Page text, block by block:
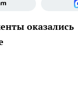
оказались